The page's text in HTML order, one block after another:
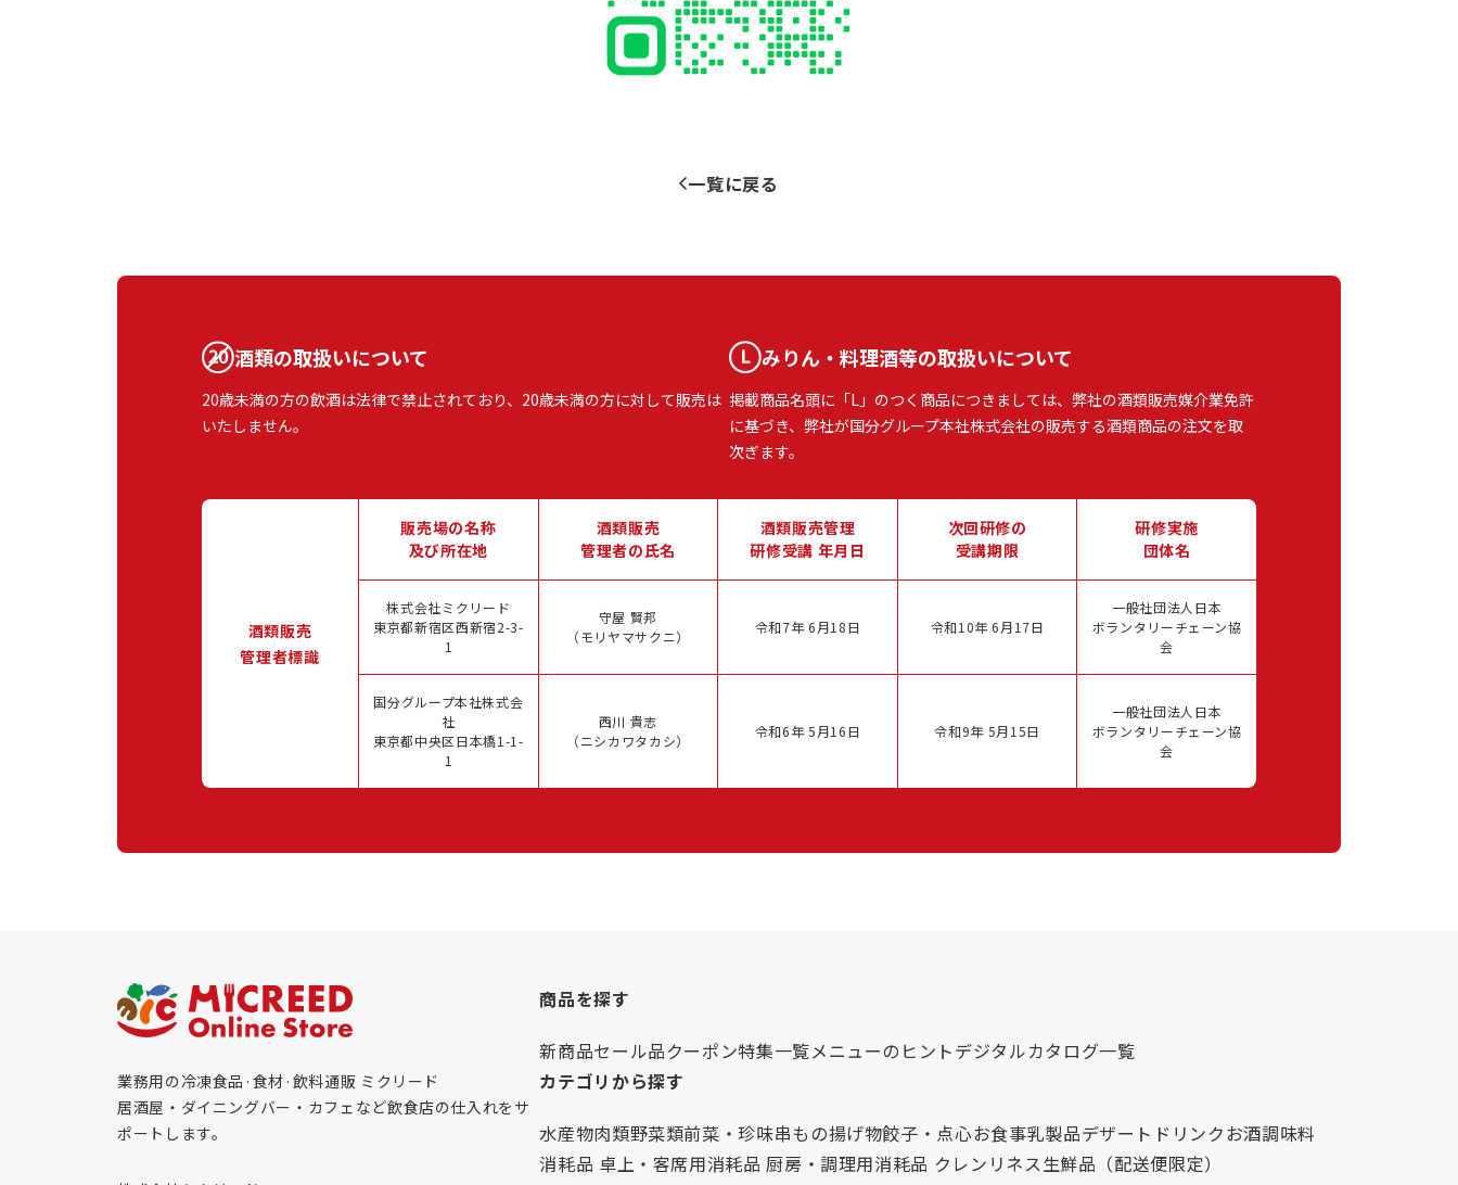
一覧に戻る
酒類の取扱いについて
20歳未満の方の飲酒は法律で禁止されており、20歳未満の方に対して販売は
いたしません。
みりん・料理酒等の取扱いについて
掲載商品名頭に「L」のつく商品につきましては、弊社の酒類販売媒介業免許
に基づき、弊社が国分グループ本社株式会社の販売する酒類商品の注文を取
次ぎます。
酒類販売
管理者標識
販売場の名称
及び所在地
酒類販売
管理者の氏名
酒類販売管理
研修受講 年月日
次回研修の
受講期限
研修実施
団体名
株式会社ミクリード
東京都新宿区西新宿2-3-
1
守屋 賢邦
（モリヤマサクニ）
令和7年 6月18日 令和10年 6月17日
一般社団法人日本
ボランタリーチェーン協
会
国分グループ本社株式会
社
東京都中央区日本橋1-1-
1
西川 貴志
（ニシカワタカシ）
令和6年 5月16日 令和9年 5月15日
一般社団法人日本
ボランタリーチェーン協
会
業務用の冷凍食品·食材·飲料通販 ミクリード
居酒屋・ダイニングバー・カフェなど飲食店の仕入れをサ
ポートします。
商品を探す
新商品セール品クーポン特集一覧メニューのヒントデジタルカタログ一覧
カテゴリから探す
水産物肉類野菜類前菜・珍味串もの揚げ物餃子・点心お食事乳製品デザート ドリンクお酒調味料
消耗品 卓上・客席用消耗品 厨房・調理用消耗品 クレンリネス生鮮品（配送便限定）